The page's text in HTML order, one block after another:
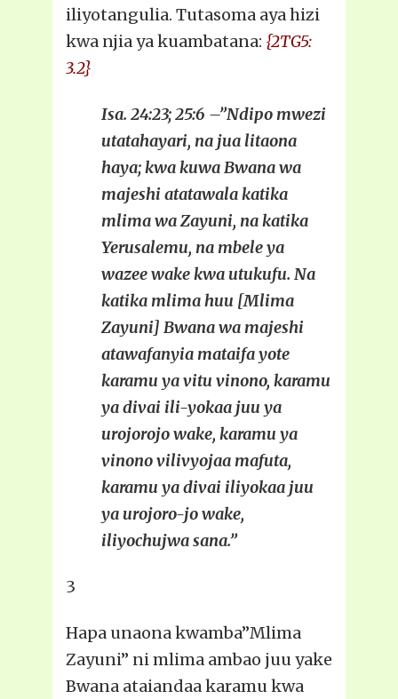
iliyotangulia. Tutasoma aya hizi
kwa njia ya kuambatana: {2TG5:
3.2}
Isa. 24:23; 25:6 –”Ndipo mwezi
utatahayari, na jua litaona
haya; kwa kuwa Bwana wa
majeshi atatawala katika
mlima wa Zayuni, na katika
Yerusalemu, na mbele ya
wazee wake kwa utukufu. Na
katika mlima huu [Mlima
Zayuni] Bwana wa majeshi
atawafanyia mataifa yote
karamu ya vitu vinono, karamu
ya divai ili-yokaa juu ya
urojorojo wake, karamu ya
vinono vilivyojaa mafuta,
karamu ya divai iliyokaa juu
ya urojoro-jo wake,
iliyochujwa sana.”
3
Hapa unaona kwamba”Mlima
Zayuni” ni mlima ambao juu yake
Bwana ataiandaa karamu kwa